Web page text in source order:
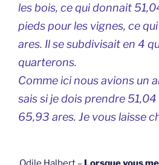
les bois, ce qui donnait
pieds pour les vignes, ce
ares. Il se subdivisait en 4
quarterons.
Comme ici nous avions un
sais si je dois prendre
65,93 ares. Je vous laisse